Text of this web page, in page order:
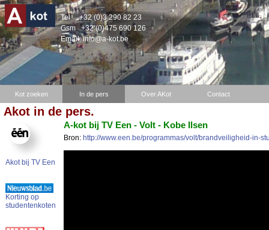
Tel+32 (0)3 290 82 23
Gsm +32 (0)475 690 126
Email:info@a-kot.be
Kot zoeken In de pers Over AKot Contact
Akot in de pers.
Akot bij TV Een
Korting op
studentenkoten
A-kot bij TV Een - Volt - Kobe Ilsen
Bron: http://www.een.be/programmas/volt/brandveiligheid-in-